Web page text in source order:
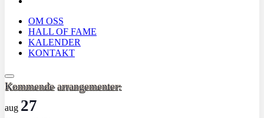
OM OSS
HALL OF FAME
KALENDER
KONTAKT
Kommende arrangementer:
aug 27